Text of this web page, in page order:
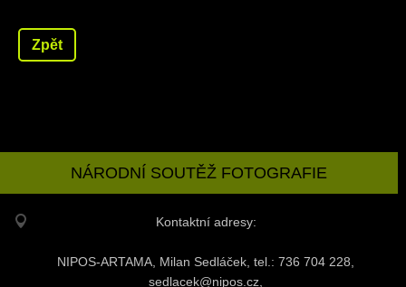
Zpět
NÁRODNÍ SOUTĚŽ FOTOGRAFIE
Kontaktní adresy:
NIPOS-ARTAMA, Milan Sedláček, tel.: 736 704 228,
sedlacek@nipos.cz,